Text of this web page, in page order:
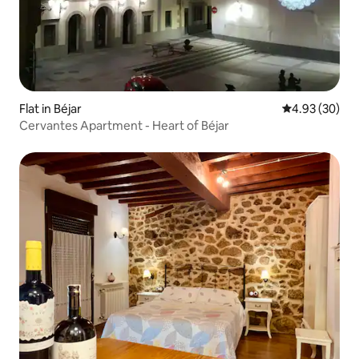
Flat in Béjar 4.93 out of 5
4.93 (30)
Cervantes Apartment - Heart of Béjar